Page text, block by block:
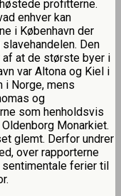
profitterne.
enhver kan
i København der
Den
af at de største byer i
var Altona og Kiel i
i Norge, mens
og
som henholdsvis
Monarkiet.
glemt. Derfor undrer
over rapporterne
sentimentale ferier til